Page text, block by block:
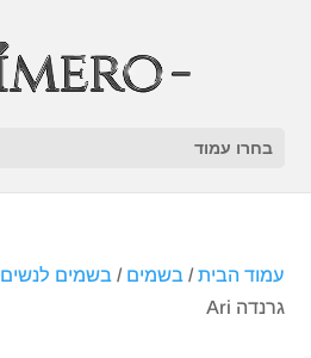
בחרו עמוד
עמוד הבית/בשמים /בשמים לנשים
גרנדה Ari